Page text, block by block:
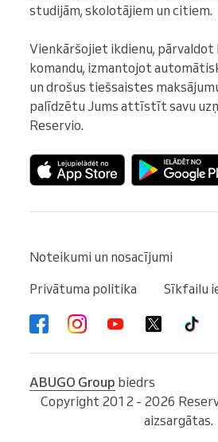
studijām, skolotājiem un citiem.
Vienkāršojiet ikdienu, pārvaldot
komandu, izmantojot
un drošus tiešsaistes
palīdzētu Jums attīstīt savu
Reservio.
Noteikumi un nosacījumi
Privātuma politika
Sīkfailu
ABUGO Group biedrs
Copyright 2012 - 2026
aizsargātas.